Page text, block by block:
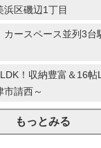
浜区磯辺1丁目
カースペース並列3台
！収納豊富＆16帖
市請西～
もっとみる